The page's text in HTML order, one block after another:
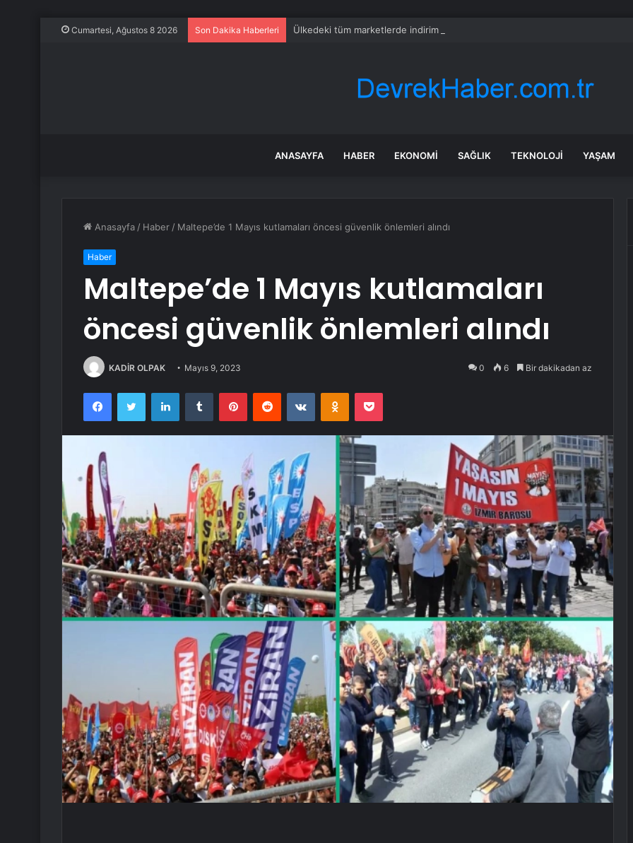
Cumartesi, Ağustos 8 2026 Son Dakika Haberleri Ülkedeki tüm marketlerde indirim artık zorunlu
ANASAYFA HABER EKONOMI SAĞLIK TEKNOLOJI YAŞAM
Anasayfa / Haber / Maltepe’de 1 Mayıs kutlamaları öncesi güvenlik önlemleri alındı
Haber
Maltepe’de 1 Mayıs kutlamaları
öncesi güvenlik önlemleri alındı
KADİR OLPAK Mayıs 9, 2023 0 6 Bir dakikadan az
FacebookTwitter LinkedInTumblr PinterestReddit VKontakteOdnoklassniki
Pocket